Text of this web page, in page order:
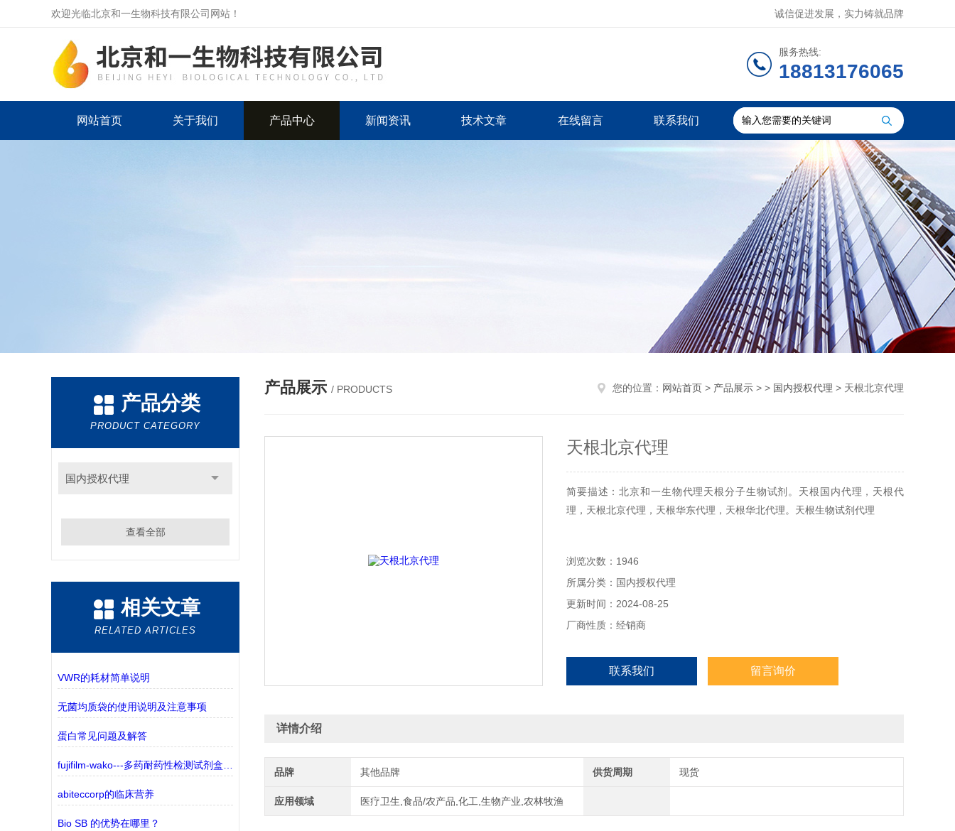
欢迎光临北京和一生物科技有限公司网站！ 诚信促进发展，实力铸就品牌
服务热线:
18813176065
网站首页 关于我们 产品中心 新闻资讯 技术文章 在线留言 联系我们
产品分类
PRODUCT CATEGORY
国内授权代理
查看全部
相关文章
RELATED ARTICLES
VWR的耗材简单说明
无菌均质袋的使用说明及注意事项
蛋白常见问题及解答
abiteccorp的临床营养
Bio SB 的优势在哪里？
产品展示 / PRODUCTS 您的位置： 网站首页 > 产品展示 > > 国内授权代理 > 天根北京代理
天根北京代理
简要描述：北京和一生物代理天根分子生物试剂。天根国内代理，天根代
理，天根北京代理，天根华东代理，天根华北代理。天根生物试剂代理
浏览次数：1946
所属分类：国内授权代理
更新时间：2024-08-25
厂商性质：经销商
联系我们 留言询价
详情介绍
品牌 其他品牌 供货周期 现货
应用领域 医疗卫生,食品/农产品,化工,生物产业,农林牧渔